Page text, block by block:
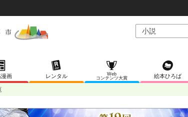
画 レンタル
Web
コンテンツ大賞
絵本ひろば